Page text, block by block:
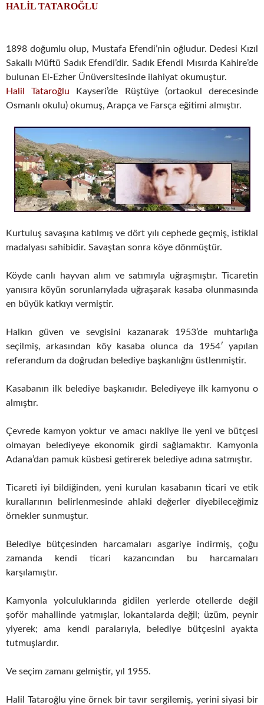
HALİL TATAROĞLU
1898 doğumlu olup, Mustafa Efendi’nin oğludur. Dedesi Kızıl
Sakallı Müftü Sadık Efendi’dir. Sadık Efendi Mısırda Kahire’de
bulunan El-Ezher Ünüversitesinde ilahiyat okumuştur.
Halil Tataroğlu Kayseri’de Rüştüye (ortaokul derecesinde
Osmanlı okulu) okumuş, Arapça ve Farsça eğitimi almıştır.
Kurtuluş savaşına katılmış ve dört yılı cephede geçmiş, istiklal
madalyası sahibidir. Savaştan sonra köye dönmüştür.
Köyde canlı hayvan alım ve satımıyla uğraşmıştır. Ticaretin
yanısıra köyün sorunlarıylada uğraşarak kasaba olunmasında
en büyük katkıyı vermiştir.
Halkın güven ve sevgisini kazanarak 1953’de muhtarlığa
seçilmiş, arkasından köy kasaba olunca da 1954′ yapılan
referandum da doğrudan belediye başkanlığnı üstlenmiştir.
Kasabanın ilk belediye başkanıdır. Belediyeye ilk kamyonu o
almıştır.
Çevrede kamyon yoktur ve amacı nakliye ile yeni ve bütçesi
olmayan belediyeye ekonomik girdi sağlamaktır. Kamyonla
Adana’dan pamuk küsbesi getirerek belediye adına satmıştır.
Ticareti iyi bildiğinden, yeni kurulan kasabanın ticari ve etik
kurallarının belirlenmesinde ahlaki değerler diyebileceğimiz
örnekler sunmuştur.
Belediye bütçesinden harcamaları asgariye indirmiş, çoğu
zamanda kendi ticari kazancından bu harcamaları
karşılamıştır.
Kamyonla yolculuklarında gidilen yerlerde otellerde değil
şoför mahallinde yatmışlar, lokantalarda değil; üzüm, peynir
yiyerek; ama kendi paralarıyla, belediye bütçesini ayakta
tutmuşlardır.
Ve seçim zamanı gelmiştir, yıl 1955.
Halil Tataroğlu yine örnek bir tavır sergilemiş, yerini siyasi bir